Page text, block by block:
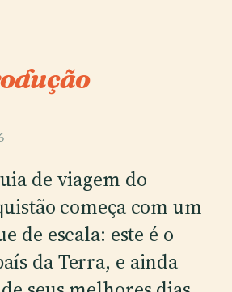
de viagem do
começa com um
de escala: este é o
da Terra, e ainda